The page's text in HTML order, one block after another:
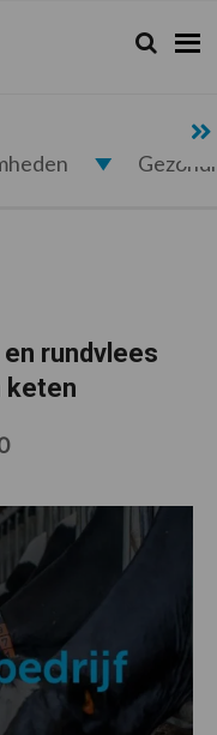
Zoeken...
Zoek
rundvlees
keten